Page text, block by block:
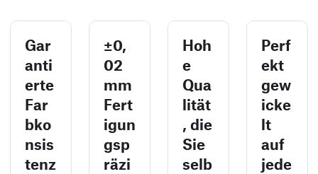
Gar
anti
erte
Far
bko
nsis
tenz
±0,
02
mm
Fert
igun
gsp
räzi
Hoh
e
Qua
lität
, die
Sie
selb
Perf
ekt
gew
icke
lt
auf
jede